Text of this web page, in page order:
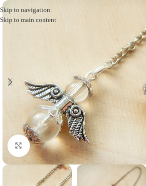
Skip to navigation
Skip to main content
Click to enlarge